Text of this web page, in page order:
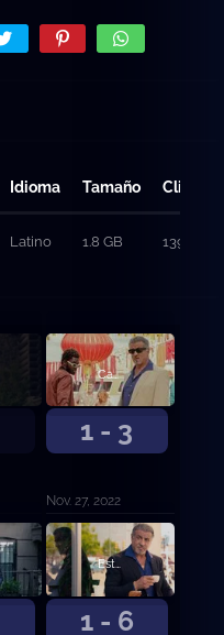
Idioma Tamaño Clicks
Latino 1.8 GB 139
1 - 3
Capricho
Nov. 27, 2022
1 - 6
Estable